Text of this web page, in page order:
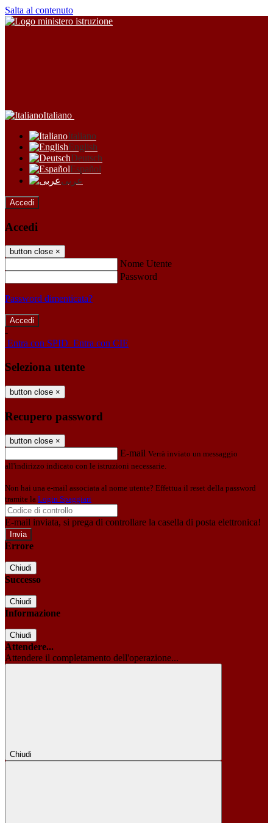
Salta al contenuto
Italiano
Italiano
English
Deutsch
Español
عربى
Accedi
Accedi
button close ×
Nome Utente
Password
Password dimenticata?
-
Entra con SPID Entra con CIE
Seleziona utente
button close ×
Recupero password
button close ×
E-mail Verrà inviato un messaggio
all'indirizzo indicato con le istruzioni necessarie.
Non hai una e-mail associata al nome utente? Effettua il reset della password
tramite la Login Spaggiari
E-mail inviata, si prega di controllare la casella di posta elettronica!
Errore
Chiudi
Successo
Chiudi
Informazione
Chiudi
Attendere...
Attendere il completamento dell'operazione...
Chiudi